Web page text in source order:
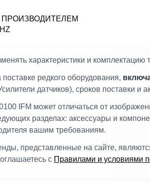
характеристики и
редкого оборудования,
датчиков), сроков поставки
IFM может отличаться от
разделах: аксессуары и
вашим требованиям.
представленные на сайте,
с Правилами и условиями